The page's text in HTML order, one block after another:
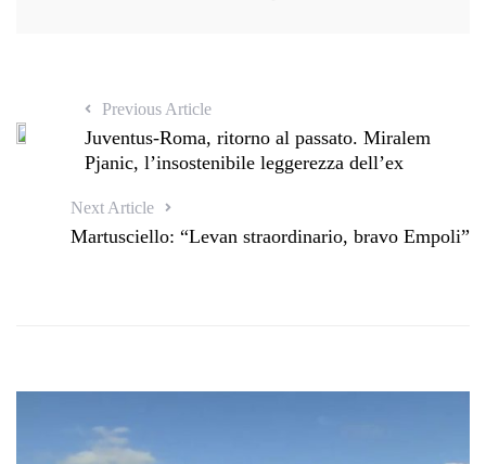
Previous Article
​Juventus-Roma, ritorno al passato. Miralem
Pjanic, l’insostenibile leggerezza dell’ex
Next Article
Martusciello: “Levan straordinario, bravo Empoli”